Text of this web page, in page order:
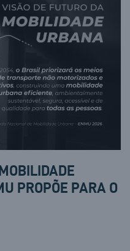
PROPÕE PARA O